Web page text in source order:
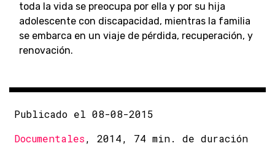
toda la vida se preocupa por ella y por su hija
adolescente con discapacidad, mientras la familia
se embarca en un viaje de pérdida, recuperación, y
renovación.
Publicado el 08-08-2015
Documentales, 2014, 74 min. de duración